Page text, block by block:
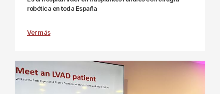
robótica en toda España
Ver más